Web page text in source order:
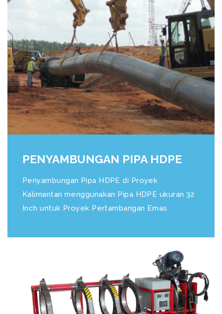
PENYAMBUNGAN PIPA HDPE
Penyambungan Pipa HDPE di Proyek
Kalimantan menggunakan Pipa HDPE ukuran 32
Inch untuk Proyek Pertambangan Emas.